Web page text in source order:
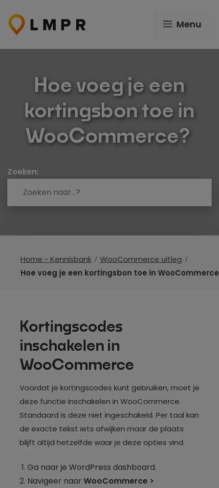
naar
inhoud
Menu
Hoe voeg je een
kortingsbon toe in
WooCommerce?
Zoeken:
Home - Kennisbank
WooCommerce uitleg
Hoe voeg je een kortingsbon toe in
Kortingscodes
inschakelen in
WooCommerce
Voordat je kortingscodes kunt gebruiken, moet je
deze functie inschakelen in WooCommerce.
Standaard is deze niet ingeschakeld. Per taal kan
de exacte tekst iets afwijken maar de plaats
blijft altijd hetzelfde waar je deze opties vind.
Ga naar je WordPress dashboard.
Navigeer naar WooCommerce >